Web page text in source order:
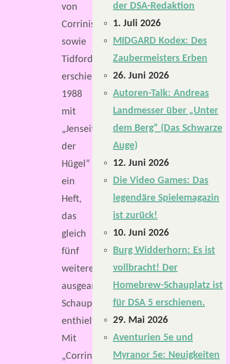
von
Corrinis
sowie
Tidford
erschien
1988
mit
„Jenseits
der
Hügel“
ein
Heft,
das
gleich
fünf
weitere
ausgearbeitete
Schauplätze
enthielt.
Mit
„Corrins
der DSA-Redaktion
1. Juli 2026
MIDGARD Kodex: Des
Zaubermeisters Erben
26. Juni 2026
Autoren-Talk: Andreas
Landmesser über „Unter
dem Berg“ (Das Schwarze
Auge)
12. Juni 2026
Die Video Games: Das
legendäre Spielemagazin
ist zurück!
10. Juni 2026
Burg Widderhorn: Es ist
vollbracht! Der
Homebrew-Schauplatz ist
für DSA 5 erschienen.
29. Mai 2026
Aventurien 5e und
Myranor 5e: Neuigkeiten